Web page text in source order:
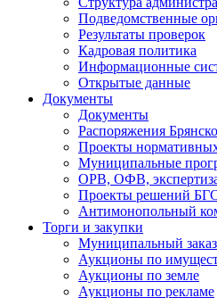
Подведомственные
Результаты проверок
Кадровая политика
Информационные
Открытые данные
Документы
Документы
Распоряжения
Проекты
Муниципальные
ОРВ, ОФВ,
Проекты решений
Антимонопольный
Торги и закупки
Муниципальный заказ
Аукционы по
Аукционы по земле
Аукционы по рекламе